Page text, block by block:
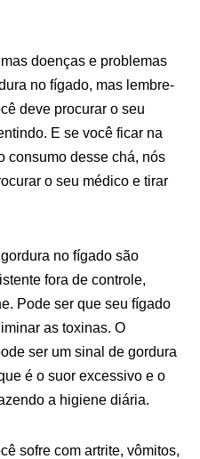
doenças e problemas
no fígado, mas lembre-
deve procurar o seu
E se você ficar na
consumo desse chá, nós
o seu médico e tirar
no fígado são
fora de controle,
Pode ser que seu fígado
as toxinas. O
ser um sinal de gordura
é o suor excessivo e o
a higiene diária.
sofre com artrite, vômitos,